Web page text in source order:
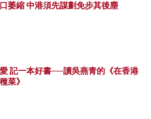
萎縮 中港須先謀劃免步其後塵
記一本好書──讀吳燕青的《在香港
菜》